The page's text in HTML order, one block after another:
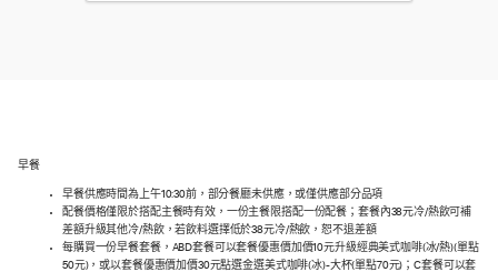
早餐
早餐供應時間為上午10:30前，部分餐廳未供應，或僅供應部分品項
配餐價格僅限於搭配主餐時有效，一份主餐限搭配一份配餐；套餐內38元冷/熱飲可補
差額升級其他冷/熱飲，若飲料選擇低於38元冷/熱飲，恕不退差額
每購買一份早餐套餐，ABD套餐可以套餐優惠價加價10元升級經典美式咖啡(冰/熱)(單點
50元)，或以套餐優惠價加價30元點選金選美式咖啡(冰)-大杯(單點70元)；C套餐可以套